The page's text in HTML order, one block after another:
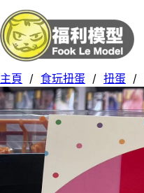
主頁 / 食玩扭蛋 / 扭蛋 /